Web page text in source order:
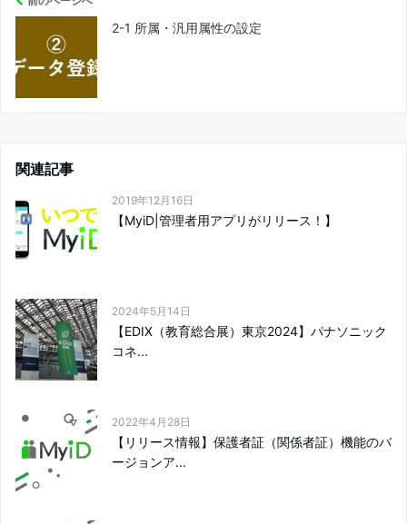
2-1 所属・汎用属性の設定
関連記事
2019年12月16日
【MyiD|管理者用アプリがリリース！】
2024年5月14日
【EDIX（教育総合展）東京2024】パナソニック
コネ...
2022年4月28日
【リリース情報】保護者証（関係者証）機能のバ
ージョンア...